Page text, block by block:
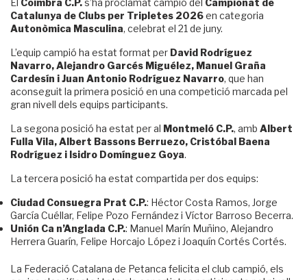
Catalunya de Clubs per Tripletes 2026en categoria
Autonòmica Masculina, celebrat el 21 de juny.
L’equip campió ha estat format per David Rodríguez
Navarro, Alejandro Garcés Miguélez, Manuel Graña
Cardesín i Juan Antonio Rodríguez Navarro, que han
aconseguit la primera posició en una competició marcada pel
gran nivell dels equips participants.
La segona posició ha estat per al Montmeló C.P., amb Albert
Fulla Vila, Albert Bassons Berruezo, Cristóbal Baena
Rodríguez i Isidro Domínguez Goya.
La tercera posició ha estat compartida per dos equips:
Ciudad Consuegra Prat C.P.: Héctor Costa Ramos, Jorge
García Cuéllar, Felipe Pozo Fernández i Víctor Barroso Becerra.
Unión Ca n’Anglada C.P.: Manuel Marín Muñino, Alejandro
Herrera Guarín, Felipe Horcajo López i Joaquín Cortés Cortés.
La Federació Catalana de Petanca felicita el club campió, els